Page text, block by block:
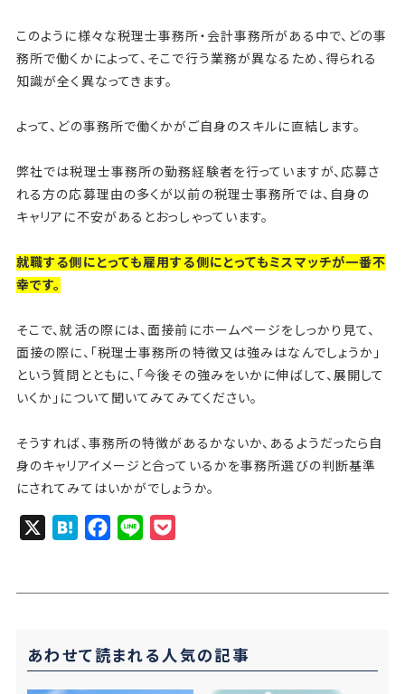
このように様々な税理士事務所・会計事務所がある中で、どの事
務所で働くかによって、そこで行う業務が異なるため、得られる
知識が全く異なってきます。
よって、どの事務所で働くかがご自身のスキルに直結します。
弊社では税理士事務所の勤務経験者を行っていますが、応募さ
れる方の応募理由の多くが以前の税理士事務所では、自身の
キャリアに不安があるとおっしゃっています。
就職する側にとっても雇用する側にとってもミスマッチが一番不
幸です。
そこで、就活の際には、面接前にホームページをしっかり見て、
面接の際に、「税理士事務所の特徴又は強みはなんでしょうか」
という質問とともに、「今後その強みをいかに伸ばして、展開して
いくか」について聞いてみてみてください。
そうすれば、事務所の特徴があるかないか、あるようだったら自
身のキャリアイメージと合っているかを事務所選びの判断基準
にされてみてはいかがでしょうか。
H
a
o
t
あわせて読まれる人気の記事